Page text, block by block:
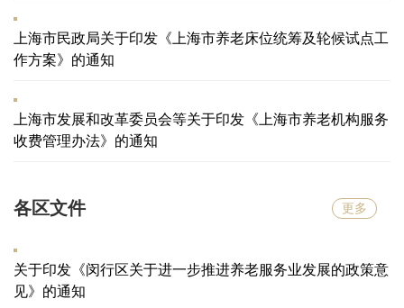
上海市民政局关于印发《上海市养老床位统筹及轮候试点工
作方案》的通知
上海市发展和改革委员会等关于印发《上海市养老机构服务
收费管理办法》的通知
更多
各区文件
关于印发《闵行区关于进一步推进养老服务业发展的政策意
见》的通知